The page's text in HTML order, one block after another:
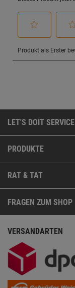
LET'S DOIT SERVICE
PRODUKTE
RAT & TAT
FRAGEN ZUM SHOP
VERSANDARTEN